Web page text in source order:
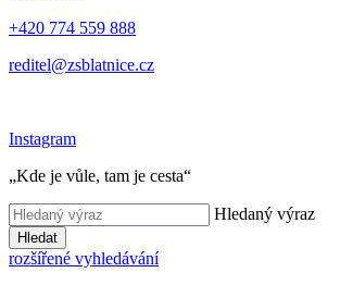
+420 774 559 888
reditel@zsblatnice.cz
Instagram
„Kde je vůle, tam je cesta“
Hledaný výraz
Hledat
rozšířené vyhledávání